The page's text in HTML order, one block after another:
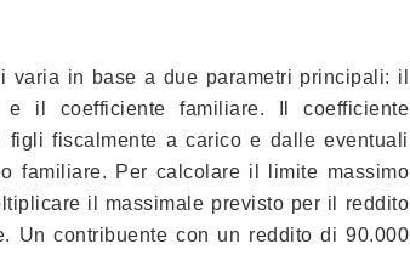
varia in base a due parametri principali: il
e il coefficiente familiare. Il coefficiente
fiscalmente a carico e dalle eventuali
familiare. Per calcolare il limite massimo
il massimale previsto per il reddito
Un contribuente con un reddito di 90.000